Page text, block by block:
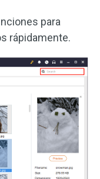
para
rápidamente.